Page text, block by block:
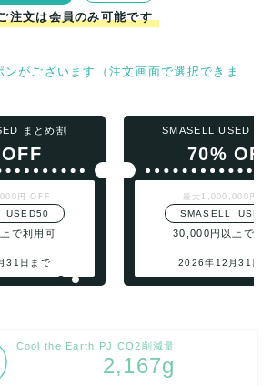
注文は会員のみ可能です
がございます（注文画面で選択できま
まとめ割
円 OFF
で利用可
31日まで
SMASELL USED ま
70%
最大1,000,000円
30,000円以上で利
2026年12月31日
Cool the Earth PJ CO2削減量
2,167g